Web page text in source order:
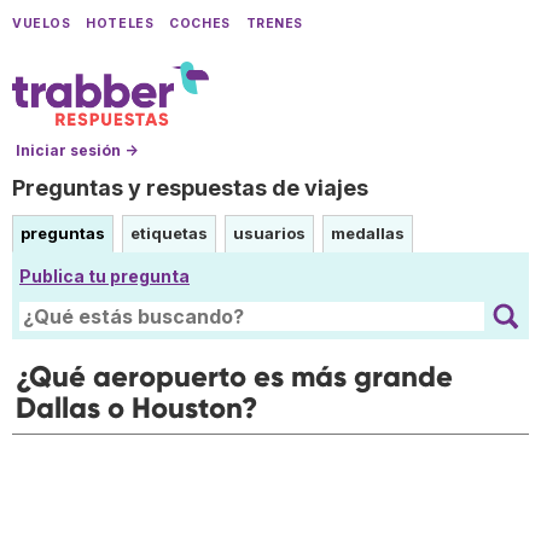
VUELOS HOTELES COCHES TRENES
Iniciar sesión →
Preguntas y respuestas de viajes
preguntas etiquetas usuarios medallas
Publica tu pregunta
¿Qué aeropuerto es más grande
Dallas o Houston?